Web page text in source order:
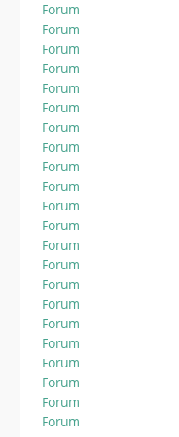
Forum
Forum
Forum
Forum
Forum
Forum
Forum
Forum
Forum
Forum
Forum
Forum
Forum
Forum
Forum
Forum
Forum
Forum
Forum
Forum
Forum
Forum